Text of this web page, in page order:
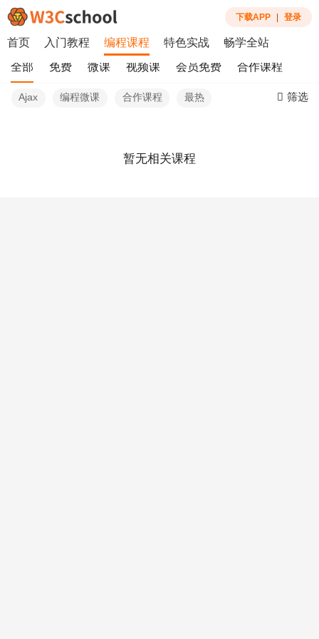
下载APP 登录
首页 入门教程 编程课程 特色实战 畅学全站
全部 免费 微课 视频课 会员免费 合作课程
Ajax 编程微课 合作课程 最热 筛选
暂无相关课程